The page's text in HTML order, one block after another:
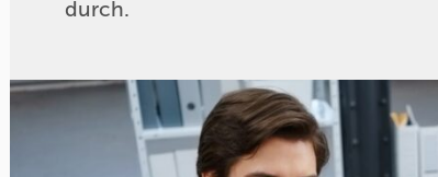
durch.